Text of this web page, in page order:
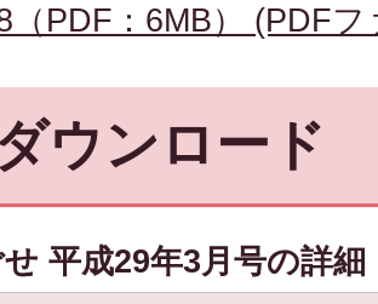
（PDF：6MB） (PDF
ウンロード
平成29年3月号の詳細